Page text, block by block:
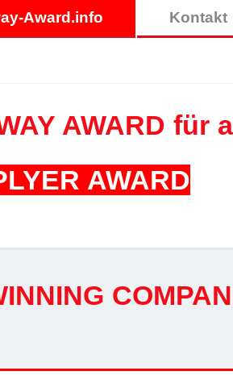
Award.info Kontakt
AWARD für
AWARD